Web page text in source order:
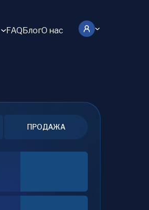
FAQБлогО нас
ПРОДАЖА